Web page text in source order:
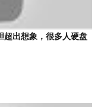
超出想象，很多人硬盘